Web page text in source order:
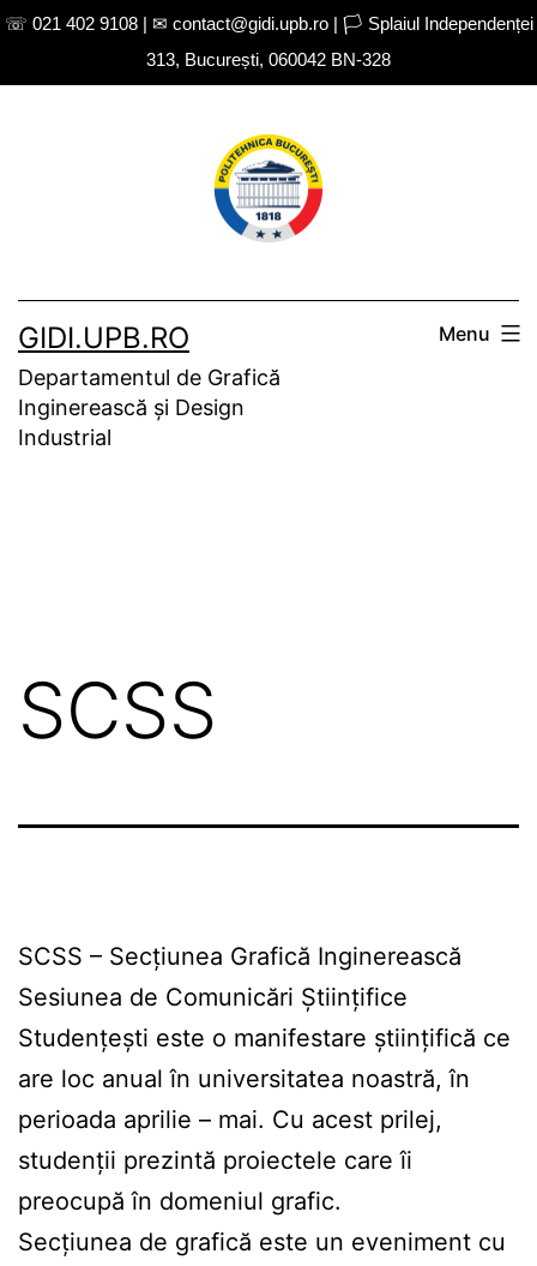
☏ 021 402 9108 | ✉ contact@gidi.upb.ro | 🏳 Splaiul Independenței
313, București, 060042 BN-328
GIDI.UPB.RO
Departamentul de Grafică
Inginerească și Design
Industrial
Menu
SCSS
SCSS – Secțiunea Grafică Inginerească
Sesiunea de Comunicări Științifice
Studențești este o manifestare științifică ce
are loc anual în universitatea noastră, în
perioada aprilie – mai. Cu acest prilej,
studenții prezintă proiectele care îi
preocupă în domeniul grafic.
Secțiunea de grafică este un eveniment cu